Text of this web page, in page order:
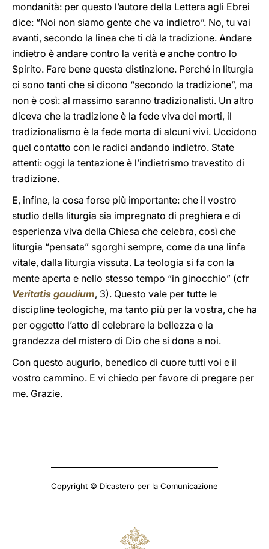
mondanità: per questo l’autore della Lettera agli Ebrei
dice: “Noi non siamo gente che va indietro”. No, tu vai
avanti, secondo la linea che ti dà la tradizione. Andare
indietro è andare contro la verità e anche contro lo
Spirito. Fare bene questa distinzione. Perché in liturgia
ci sono tanti che si dicono “secondo la tradizione”, ma
non è così: al massimo saranno tradizionalisti. Un altro
diceva che la tradizione è la fede viva dei morti, il
tradizionalismo è la fede morta di alcuni vivi. Uccidono
quel contatto con le radici andando indietro. State
attenti: oggi la tentazione è l’indietrismo travestito di
tradizione.
E, infine, la cosa forse più importante: che il vostro
studio della liturgia sia impregnato di preghiera e di
esperienza viva della Chiesa che celebra, così che
liturgia “pensata” sgorghi sempre, come da una linfa
vitale, dalla liturgia vissuta. La teologia si fa con la
mente aperta e nello stesso tempo “in ginocchio” (cfr
Veritatis gaudium, 3). Questo vale per tutte le
discipline teologiche, ma tanto più per la vostra, che ha
per oggetto l’atto di celebrare la bellezza e la
grandezza del mistero di Dio che si dona a noi.
Con questo augurio, benedico di cuore tutti voi e il
vostro cammino. E vi chiedo per favore di pregare per
me. Grazie.
Copyright © Dicastero per la Comunicazione